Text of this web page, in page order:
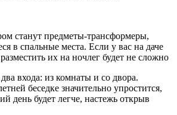
станут предметы-трансформеры,
в спальные места. Если у вас на даче
их на ночлег будет не сложно
входа: из комнаты и со двора.
беседке значительно упростится,
день будет легче, настежь открыв